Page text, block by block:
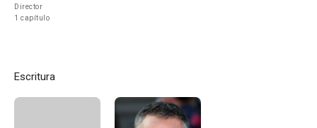
Director
1 capítulo
Escritura